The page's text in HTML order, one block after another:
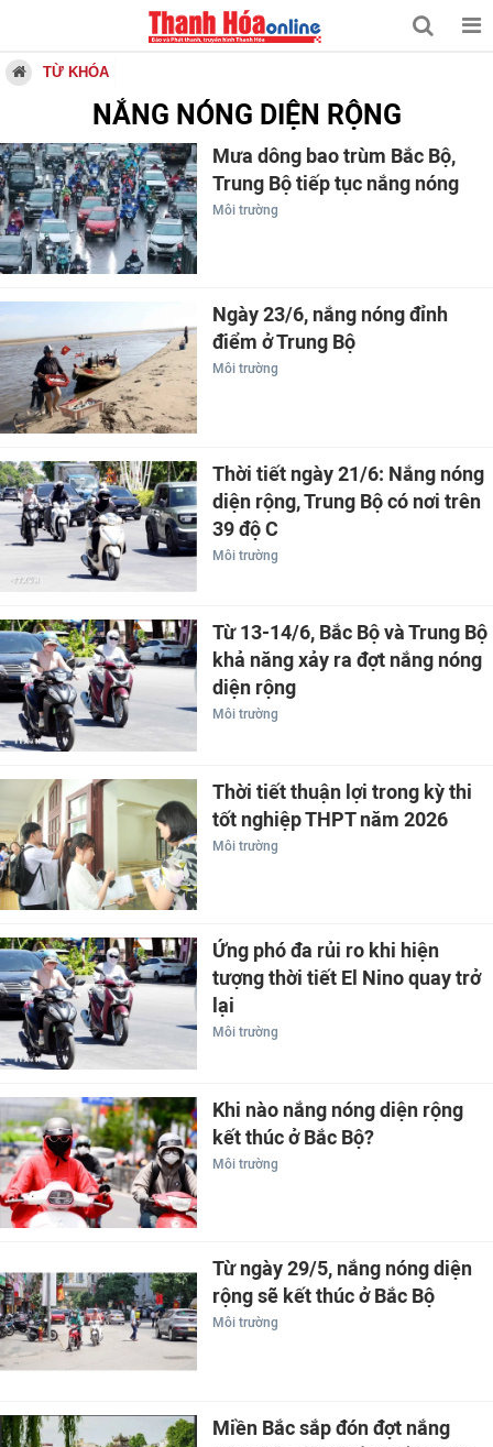
TỪ KHÓA
NẮNG NÓNG DIỆN RỘNG
Mưa dông bao trùm Bắc Bộ,
Trung Bộ tiếp tục nắng nóng
Môi trường
Ngày 23/6, nắng nóng đỉnh
điểm ở Trung Bộ
Môi trường
Thời tiết ngày 21/6: Nắng nóng
diện rộng, Trung Bộ có nơi trên
39 độ C
Môi trường
Từ 13-14/6, Bắc Bộ và Trung Bộ
khả năng xảy ra đợt nắng nóng
diện rộng
Môi trường
Thời tiết thuận lợi trong kỳ thi
tốt nghiệp THPT năm 2026
Môi trường
Ứng phó đa rủi ro khi hiện
tượng thời tiết El Nino quay trở
lại
Môi trường
Khi nào nắng nóng diện rộng
kết thúc ở Bắc Bộ?
Môi trường
Từ ngày 29/5, nắng nóng diện
rộng sẽ kết thúc ở Bắc Bộ
Môi trường
Miền Bắc sắp đón đợt nắng